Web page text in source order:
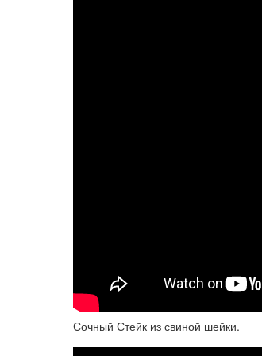
Сочный Стейк из свиной шейки.